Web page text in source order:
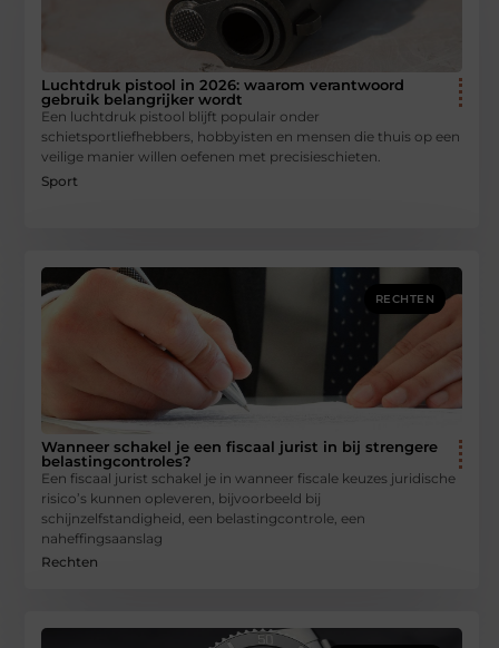
Luchtdruk pistool in 2026: waarom verantwoord
gebruik belangrijker wordt
Een luchtdruk pistool blijft populair onder
schietsportliefhebbers, hobbyisten en mensen die thuis op een
veilige manier willen oefenen met precisieschieten.
Sport
RECHTEN
Wanneer schakel je een fiscaal jurist in bij strengere
belastingcontroles?
Een fiscaal jurist schakel je in wanneer fiscale keuzes juridische
risico’s kunnen opleveren, bijvoorbeeld bij
schijnzelfstandigheid, een belastingcontrole, een
naheffingsaanslag
Rechten